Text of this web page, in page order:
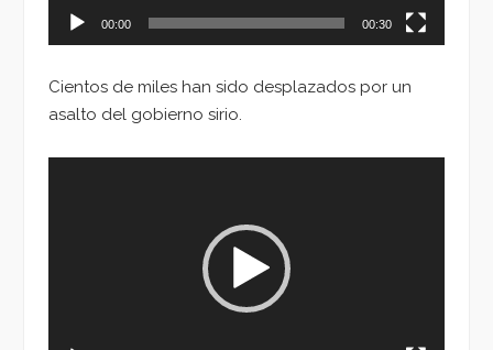
00:00 00:30
Cientos de miles han sido desplazados por un
asalto del gobierno sirio.